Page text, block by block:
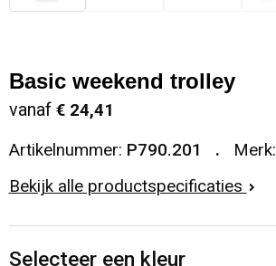
Basic weekend trolley
vanaf € 24,41
Artikelnummer: P790.201 Merk:
Bekijk alle productspecificaties
Selecteer een kleur